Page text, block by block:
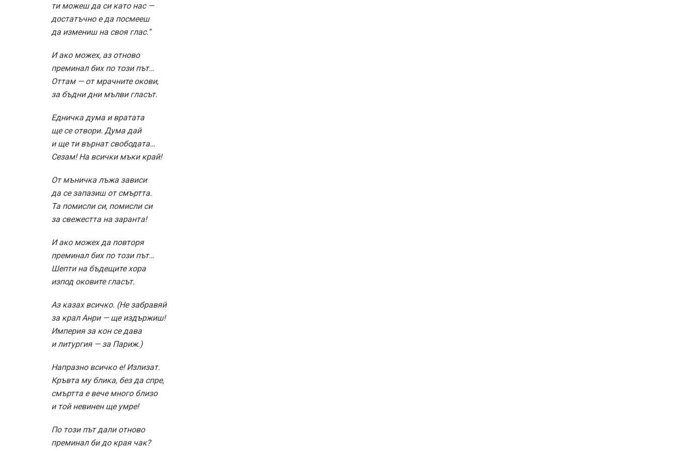
ти можеш да си като нас —
достатъчно е да посмееш
да измениш на своя глас.“
И ако можех, аз отново
преминал бих по този път…
Оттам — от мрачните окови,
за бъдни дни мълви гласът.
Едничка дума и вратата
ще се отвори. Дума дай
и ще ти върнат свободата…
Сезам! На всички мъки край!
От мъничка лъжа зависи
да се запазиш от смъртта.
Та помисли си, помисли си
за свежестта на заранта!
И ако можех да повторя
преминал бих по този път…
Шепти на бъдещите хора
изпод оковите гласът.
Аз казах всичко. (Не забравяй
за крал Анри — ще издържиш!
Империя за кон се дава
и литургия — за Париж.)
Напразно всичко е! Излизат.
Кръвта му блика, без да спре,
смъртта е вече много близо
и той невинен ще умре!
По този път дали отново
преминал би до края чак?